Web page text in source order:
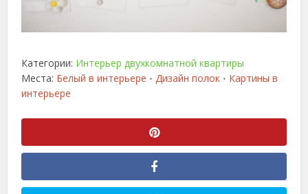
Категории: Интерьер двухкомнатной квартиры
Места: Белый в интерьере • Дизайн полок • Картины в
интерьере